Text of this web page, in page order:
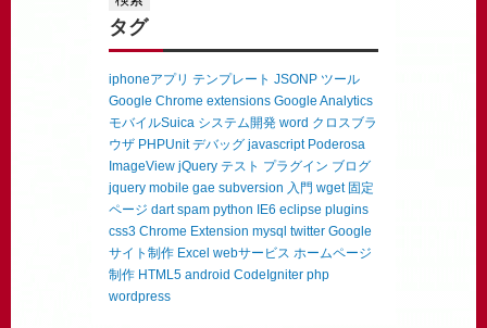
タグ
iphoneアプリ テンプレート JSONP ツール
Google Chrome extensions Google Analytics
モバイルSuica システム開発 word クロスブラ
ウザ PHPUnit デバッグ javascript Poderosa
ImageView jQuery テスト プラグイン ブログ
jquery mobile gae subversion 入門 wget 固定
ページ dart spam python IE6 eclipse plugins
css3 Chrome Extension mysql twitter Google
サイト制作 Excel webサービス ホームページ
制作 HTML5 android CodeIgniter php
wordpress